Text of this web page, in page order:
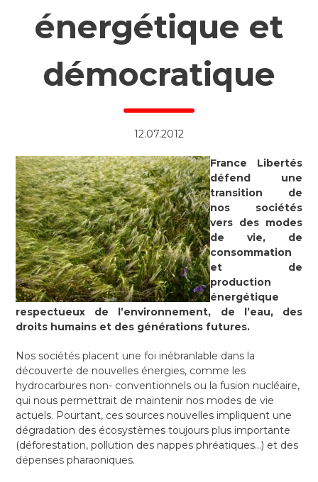
énergétique et
démocratique
12.07.2012
France Libertés
défend une
transition de
nos sociétés
vers des modes
de vie, de
consommation
et de
production
énergétique
respectueux de l’environnement, de l’eau, des
droits humains et des générations futures.
Nos sociétés placent une foi inébranlable dans la
découverte de nouvelles énergies, comme les
hydrocarbures non- conventionnels ou la fusion nucléaire,
qui nous permettrait de maintenir nos modes de vie
actuels. Pourtant, ces sources nouvelles impliquent une
dégradation des écosystèmes toujours plus importante
(déforestation, pollution des nappes phréatiques…) et des
dépenses pharaoniques.